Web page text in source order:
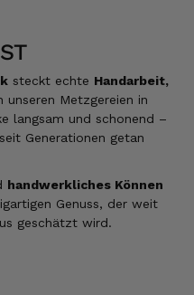
steckt echte Handarbeit,
unseren Metzgereien in
langsam und schonend –
Generationen getan
handwerkliches Können
Genuss, der weit
geschätzt wird.